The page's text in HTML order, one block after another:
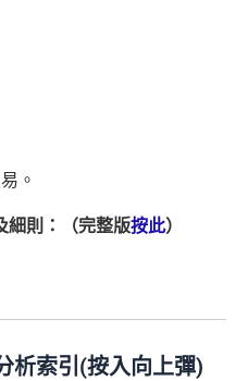
。
細則：（完整版按此）
析索引 (按入向上彈)